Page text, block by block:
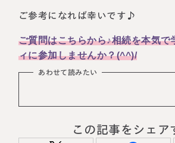
名古屋事務所
名古屋ビルヂング25階 大宮ソラ
Access
ご参考になれば幸いです♪
ご質問はこちらから♪相続を本気で
ィに参加しませんか？(^^)/
あわせて読みたい
この記事をシェア